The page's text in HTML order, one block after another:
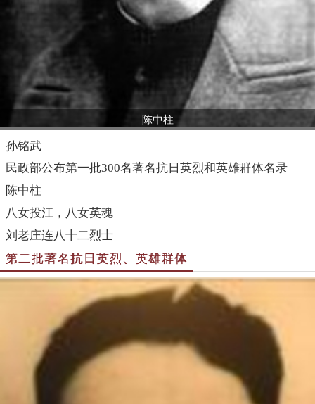
陈中柱
孙铭武
民政部公布第一批300名著名抗日英烈和英雄群体名录
陈中柱
八女投江，八女英魂
刘老庄连八十二烈士
第二批著名抗日英烈、英雄群体